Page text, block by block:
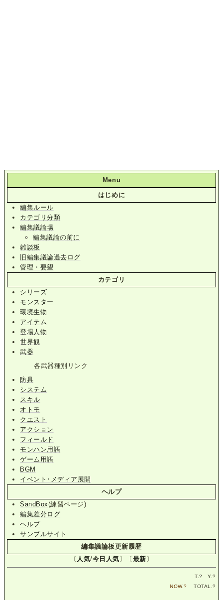
Menu
はじめに
編集ルール
カテゴリ分類
編集議論場
編集議論の前に
雑談板
旧編集議論過去ログ
管理・要望
カテゴリ
シリーズ
モンスター
環境生物
アイテム
登場人物
世界観
武器
各武器種別リンク
防具
システム
スキル
オトモ
クエスト
アクション
フィールド
モンハン用語
ゲーム用語
BGM
イベント･メディア展開
ヘルプ
SandBox(練習ページ)
編集差分ログ
ヘルプ
サンプルサイト
編集議論板更新履歴
〔 人気/今日人気 〕〔 最新 〕
T.? Y.?
NOW.? TOTAL.?